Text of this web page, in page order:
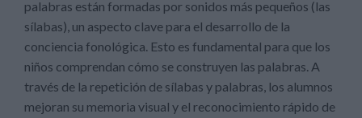
palabras están formadas por sonidos más pequeños (las
sílabas), un aspecto clave para el desarrollo de la
conciencia fonológica. Esto es fundamental para que los
niños comprendan cómo se construyen las palabras. A
través de la repetición de sílabas y palabras, los alumnos
mejoran su memoria visual y el reconocimiento rápido de